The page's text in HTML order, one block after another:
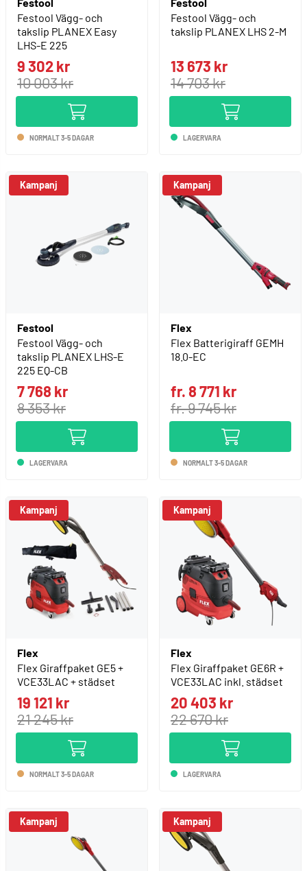
Festool Vägg- och
takslip PLANEX Easy
LHS-E 225
9 302 kr
10 003 kr
NORMALT 3-5 DAGAR
Festool Vägg- och
takslip PLANEX LHS 2-M
13 673 kr
14 703 kr
LAGERVARA
Kampanj
Festool
Festool Vägg- och
takslip PLANEX LHS-E
225 EQ-CB
7 768 kr
8 353 kr
LAGERVARA
Kampanj
Flex
Flex Batterigiraff GEMH
18.0-EC
fr. 8 771 kr
fr. 9 745 kr
NORMALT 3-5 DAGAR
Kampanj
Flex
Flex Giraffpaket GE5 +
VCE33LAC + städset
19 121 kr
21 245 kr
NORMALT 3-5 DAGAR
Kampanj
Flex
Flex Giraffpaket GE6R +
VCE33LAC inkl. städset
20 403 kr
22 670 kr
LAGERVARA
Kampanj Kampanj